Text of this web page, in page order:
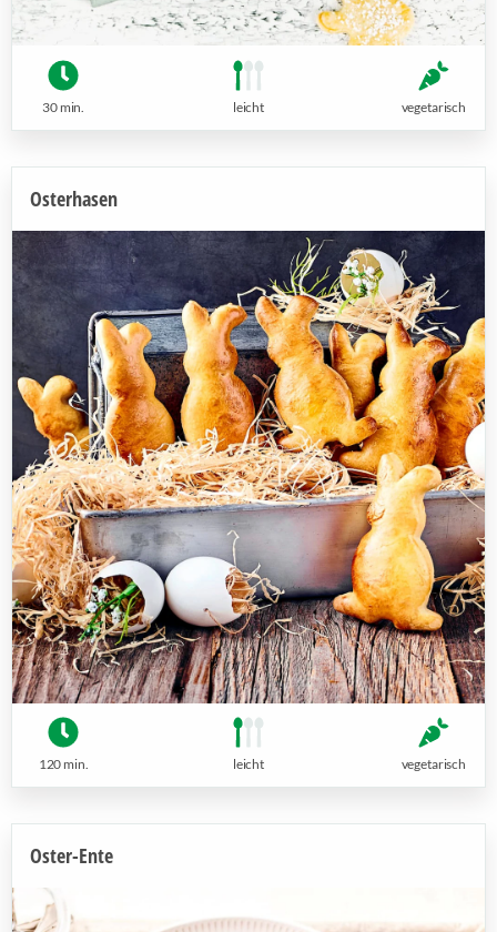
30 min. leicht vegetarisch
Osterhasen
120 min. leicht vegetarisch
Oster-Ente